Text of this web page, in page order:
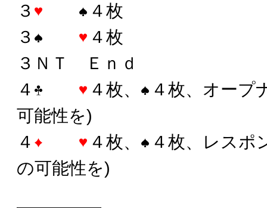
３
４枚
３
４枚
３ＮＴ Ｅｎｄ
４
４枚、
４枚、オープ
可能性を)
４
４枚、
４枚、レスポ
の可能性を)